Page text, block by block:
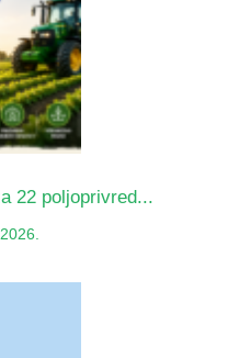
22 poljoprivred...